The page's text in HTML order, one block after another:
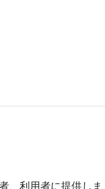
、利用者に提供しま